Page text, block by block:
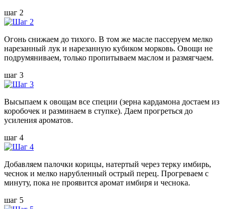
шаг 2
Огонь снижаем до тихого. В том же масле пассеруем мелко
нарезанный лук и нарезанную кубиком морковь. Овощи не
подрумяниваем, только пропитываем маслом и размягчаем.
шаг 3
Высыпаем к овощам все специи (зерна кардамона достаем из
коробочек и разминаем в ступке). Даем прогреться до
усиления ароматов.
шаг 4
Добавляем палочки корицы, натертый через терку имбирь,
чеснок и мелко нарубленный острый перец. Прогреваем с
минуту, пока не проявится аромат имбиря и чеснока.
шаг 5